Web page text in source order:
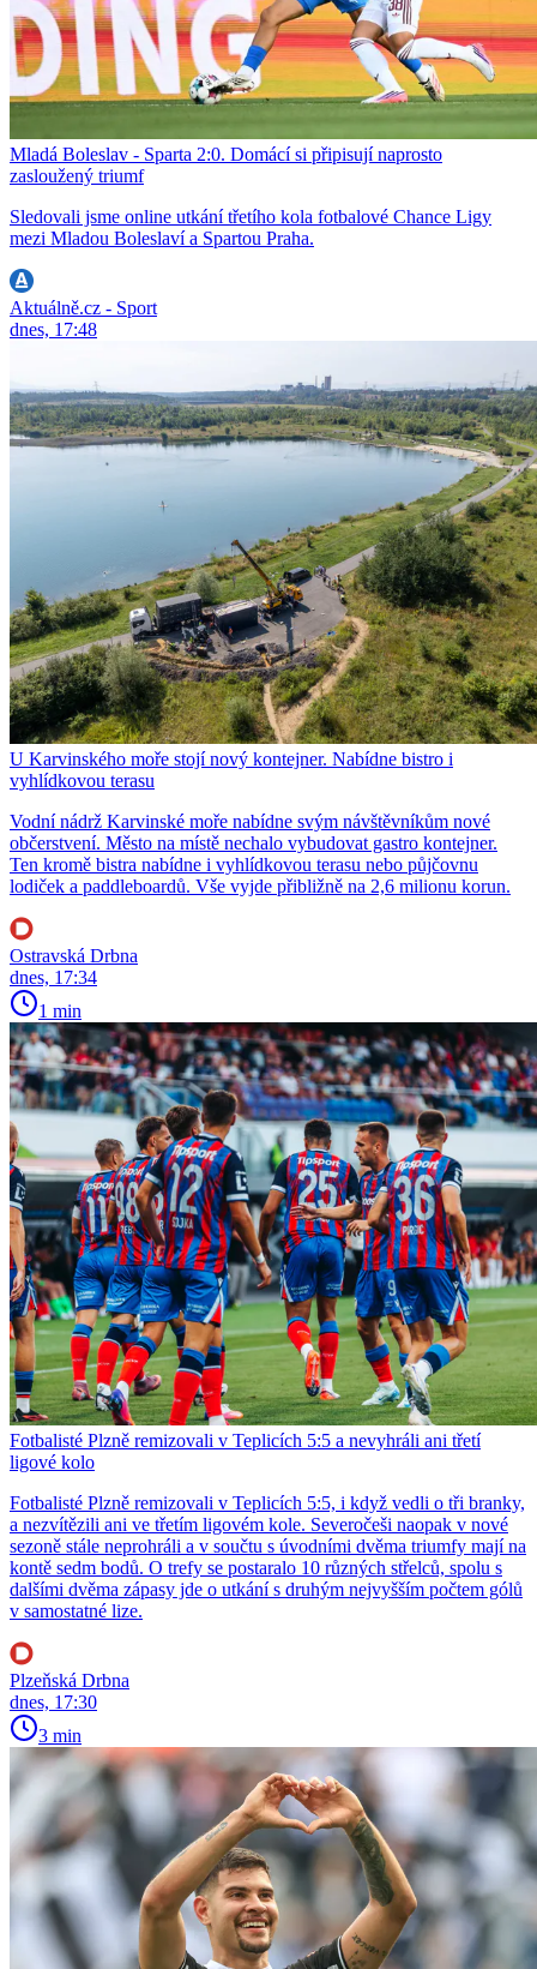
Mladá Boleslav - Sparta 2:0. Domácí si připisují naprosto
zasloužený triumf
Sledovali jsme online utkání třetího kola fotbalové Chance Ligy
mezi Mladou Boleslaví a Spartou Praha.
Aktuálně.cz - Sport
dnes, 17:48
U Karvinského moře stojí nový kontejner. Nabídne bistro i
vyhlídkovou terasu
Vodní nádrž Karvinské moře nabídne svým návštěvníkům nové
občerstvení. Město na místě nechalo vybudovat gastro kontejner.
Ten kromě bistra nabídne i vyhlídkovou terasu nebo půjčovnu
lodiček a paddleboardů. Vše vyjde přibližně na 2,6 milionu korun.
Ostravská Drbna
dnes, 17:34
1 min
Fotbalisté Plzně remizovali v Teplicích 5:5 a nevyhráli ani třetí
ligové kolo
Fotbalisté Plzně remizovali v Teplicích 5:5, i když vedli o tři branky,
a nezvítězili ani ve třetím ligovém kole. Severočeši naopak v nové
sezoně stále neprohráli a v součtu s úvodními dvěma triumfy mají na
kontě sedm bodů. O trefy se postaralo 10 různých střelců, spolu s
dalšími dvěma zápasy jde o utkání s druhým nejvyšším počtem gólů
v samostatné lize.
Plzeňská Drbna
dnes, 17:30
3 min